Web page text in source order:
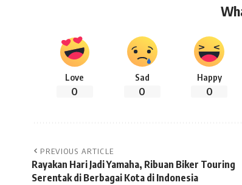
Love
0
Sad
0
Happy
0
PREVIOUS ARTICLE
Rayakan Hari Jadi Yamaha, Ribuan Biker Touring
Serentak di Berbagai Kota di Indonesia